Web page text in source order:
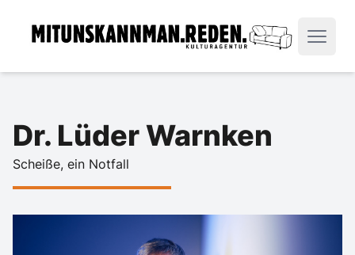
Dr. Lüder Warnken
Scheiße, ein Notfall